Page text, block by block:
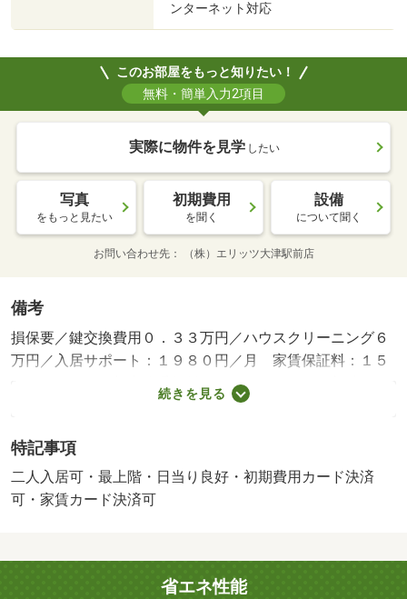
ンターネット対応
このお部屋をもっと知りたい！
無料・簡単入力2項目
実際に物件を見学 したい
写真
をもっと見たい
初期費用
を聞く
設備
について聞く
お問い合わせ先 （株）エリッツ大津駅前店
備考
損保要／鍵交換費用０．３３万円／ハウスクリーニング６
万円／入居サポート：１９８０円／月 家賃保証料：１５
０６円／月 更新事務手数料：２２０００円／更新時／保
証会社利用必：賃貸保証料２２０００円／二人入居可／子
対応／フローリング／シャワー付洗面台／ＴＶインターホ
ン／浴室乾燥機／室内洗濯置／陽当り良好／追焚機能浴室
／温水洗浄便座／洗面所独立／駐輪場／最上階／敷金不要
ンガス／ＢＳ／ＩＴ重説 対応物件／初期費用カード決済
可／家賃カード決済可／フレンドマート唐崎店（スーパ
続きを見る
特記事項
二人入居可・最上階・日当り良好・初期費用カード決済
可・家賃カード決済可
省エネ性能